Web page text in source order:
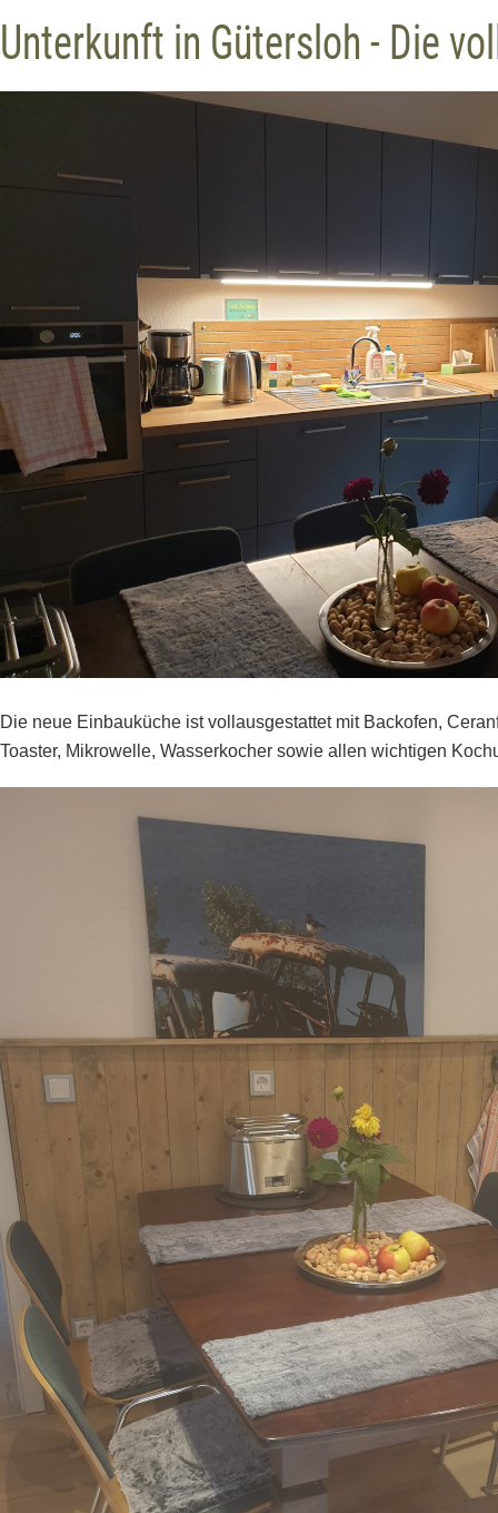
Unterkunft in Gütersloh - Die
Die neue Einbauküche ist vollausgestattet mit Backofen,
Toaster, Mikrowelle, Wasserkocher sowie allen wichtigen